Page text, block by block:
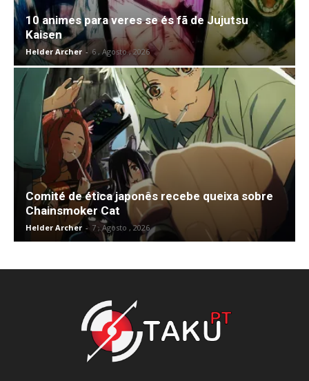
10 animes para veres se és fã de Jujutsu
Kaisen
Helder Archer - 6 , Agosto , 2026
Comité de ética japonês recebe queixa sobre
Chainsmoker Cat
Helder Archer - 7 , Agosto , 2026